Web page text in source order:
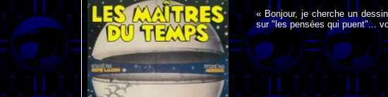
« Bonjour, je cherche un
sur "les pensées qui puent"...